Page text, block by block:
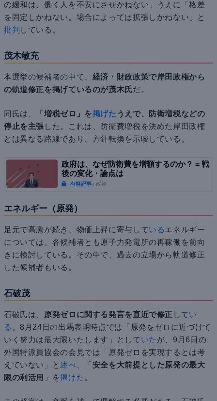
の緩和は、働く人を不安にさせかねない」うえに「格差
を固定しかねない。場合によっては拡張しかねない」と
批判 している。
茂木敏充
本選挙の候補者の中で、 経済・財政政策で岸田政権から
の軌道修正を掲げているのが茂木氏だ。
同氏は、 「増税ゼロ」を掲げた うえで、防衛増税などの
停止を主張 した。これは、防衛費増税を決めた岸田政権
とは異なる路線であり、方針転換を示唆している。
政府は、なぜ防衛費を増額するのか？ = 戦
後の変化・論点は
有料記事 / 政治
エネルギー（原発）
足元で高騰が続き、物価上昇に寄与しているエネルギー
については、各候補者とも原子力発電所の再稼働を前向
きに検討している。その中で、過去の立場から軌道修正
した候補者もいる。
石破茂
石破氏は、 原発ゼロに関する発言を直近で修正 してい
る 。8月24日の出馬表明時点では「原発をゼロに近づけて
いく努力は最大限いたします」として いた が、9月6日の
外国特派員協会の会見では「原発ゼロを実現するとは考
えていない」と述べ 、「 安全を大前提とした原発の最大
限の利活用 」を掲げた 。